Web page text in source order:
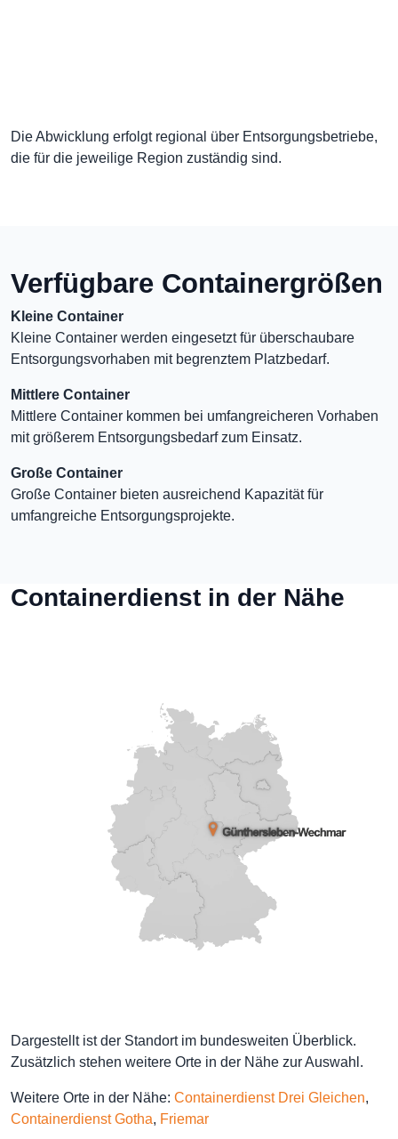
Die Abwicklung erfolgt regional über Entsorgungsbetriebe,
die für die jeweilige Region zuständig sind.
Verfügbare Containergrößen
Kleine Container
Kleine Container werden eingesetzt für überschaubare
Entsorgungsvorhaben mit begrenztem Platzbedarf.
Mittlere Container
Mittlere Container kommen bei umfangreicheren Vorhaben
mit größerem Entsorgungsbedarf zum Einsatz.
Große Container
Große Container bieten ausreichend Kapazität für
umfangreiche Entsorgungsprojekte.
Containerdienst in der Nähe
Dargestellt ist der Standort im bundesweiten Überblick.
Zusätzlich stehen weitere Orte in der Nähe zur Auswahl.
Weitere Orte in der Nähe: Containerdienst Drei Gleichen,
Containerdienst Gotha, Friemar